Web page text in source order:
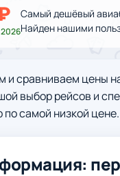
Самый дешёвый
Найден нашими
и сравниваем цены
выбор рейсов и
самой низкой цене.